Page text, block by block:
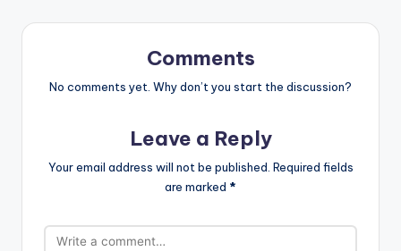
Comments
No comments yet. Why don’t you start the discussion?
Leave a Reply
Your email address will not be published. Required fields
are marked *